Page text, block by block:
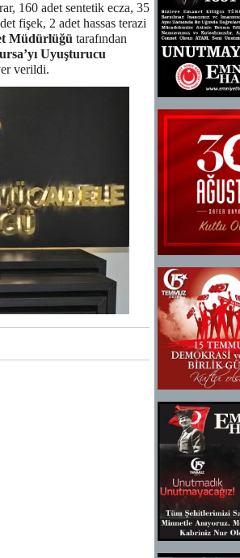
160 adet sentetik ecza, 35
fişek, 2 adet hassas terazi
Müdürlüğü tarafından
Uyuşturucu
verildi.